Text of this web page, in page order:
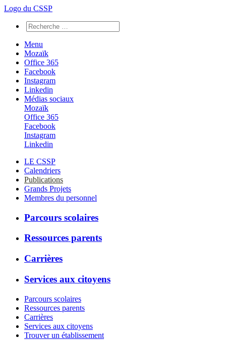
Logo du CSSP
Menu
Mozaïk
Office 365
Facebook
Instagram
Linkedin
Médias sociaux
Mozaïk
Office 365
Facebook
Instagram
Linkedin
LE CSSP
Calendriers
Publications
Grands Projets
Membres du personnel
Parcours scolaires
Ressources parents
Carrières
Services aux citoyens
Parcours scolaires
Ressources parents
Carrières
Services aux citoyens
Trouver un établissement